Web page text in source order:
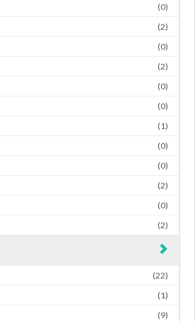
(0)
(2)
(0)
(2)
(0)
(0)
(1)
(0)
(0)
(2)
(0)
(2)
(22)
(1)
(9)